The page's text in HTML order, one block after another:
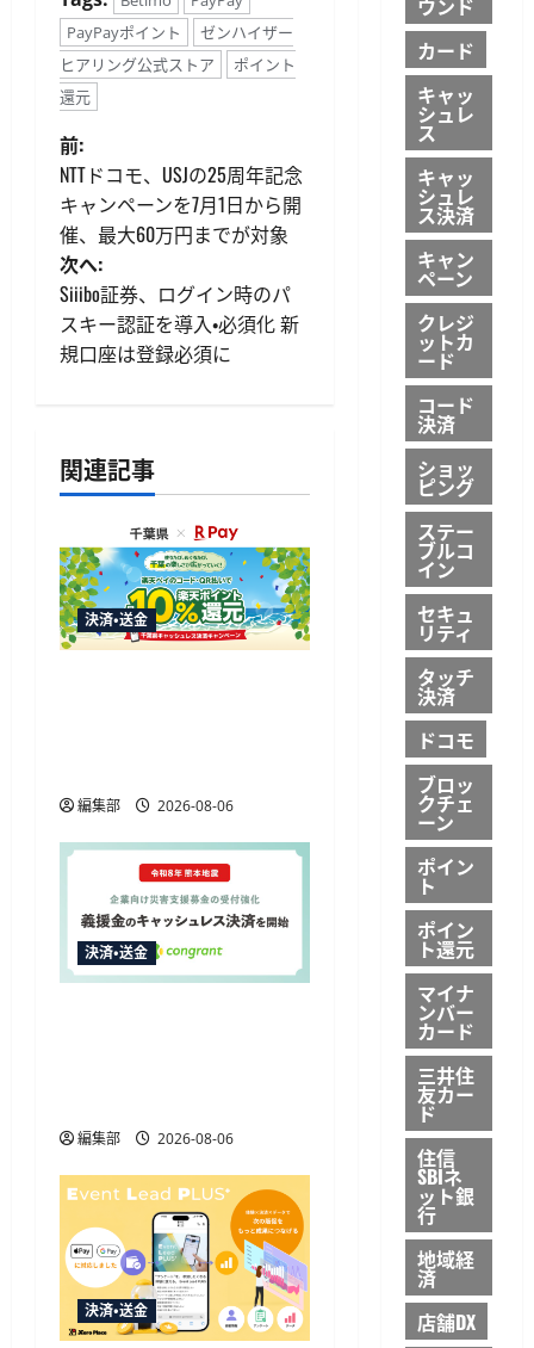
PayPayポイント
ゼンハイザー
ヒアリング公式ストア
ポイント
還元
投
稿
ナ
ビ
ゲ
シ
ョ
ン
前:
NTTドコモ、USJの25周年記念
キャンペーンを7月1日から開
催、最大60万円までが対象
次へ:
Siiibo証券、ログイン時のパ
スキー認証を導入・必須化 新
規口座は登録必須に
関連記事
決済・送金
編集部 2026-08-06
決済・送金
編集部 2026-08-06
決済・送金
ウンド
カード
キャッ
シュレ
ス
キャッ
シュレ
ス決済
キャン
ペーン
クレジ
ットカ
ード
コード
決済
ショッ
ピング
ステー
ブルコ
イン
セキュ
リティ
タッチ
決済
ドコモ
ブロッ
クチェ
ーン
ポイン
ト
ポイン
ト還元
マイナ
ンバー
カード
三井住
友カー
ド
住信
SBIネ
ット銀
行
地域経
済
店舗DX